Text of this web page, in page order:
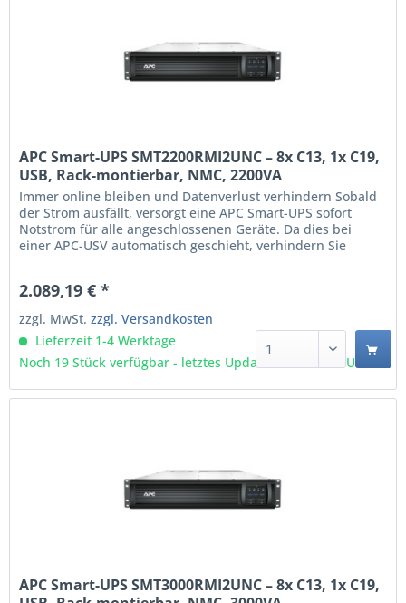
APC Smart-UPS SMT2200RMI2UNC – 8x C13, 1x C19,
USB, Rack-montierbar, NMC, 2200VA
(SMT2200RMI2UNC)
Immer online bleiben und Datenverlust verhindern Sobald
der Strom ausfällt, versorgt eine APC Smart-UPS sofort
Notstrom für alle angeschlossenen Geräte. Da dies bei
einer APC-USV automatisch geschieht, verhindern Sie
Shutdown-Software können Sie kritische IT-Hardware
sogar...
2.089,19 € *
zzgl. MwSt.zzgl. Versandkosten
Lieferzeit 1-4 Werktage
Noch 19 Stück verfügbar - letztes Update 07.08 - 3:03 Uhr
APC Smart-UPS SMT3000RMI2UNC – 8x C13, 1x C19,